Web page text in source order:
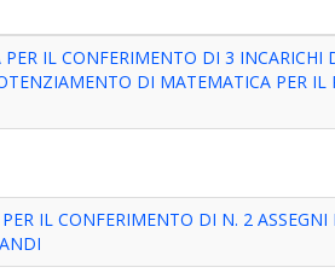
IL CONFERIMENTO DI 3 INCARICHI
DI MATEMATICA PER IL
IL CONFERIMENTO DI N. 2 ASSEGNI